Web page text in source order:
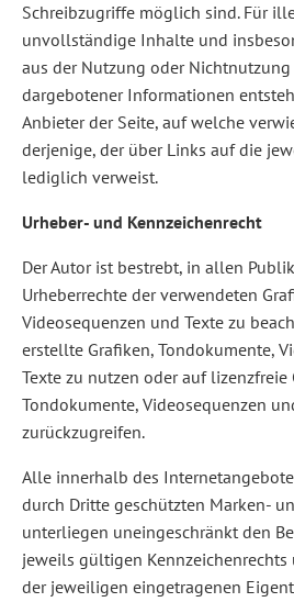
Schreibzugriffe möglich sind. Für
unvollständige Inhalte und
aus der Nutzung oder
dargebotener Informationen
Anbieter der Seite, auf welche
derjenige, der über Links auf die
lediglich verweist.
Urheber- und Kennzeichenrecht
Der Autor ist bestrebt, in allen
Urheberrechte der verwendeten
Videosequenzen und Texte zu
erstellte Grafiken, Tondokumente,
Texte zu nutzen oder auf lizenzfreie
Tondokumente, Videosequenzen
zurückzugreifen.
Alle innerhalb des
durch Dritte geschützten Marken-
unterliegen uneingeschränkt den
jeweils gültigen Kennzeichenrechts
der jeweiligen eingetragenen